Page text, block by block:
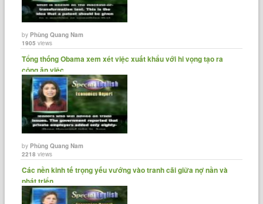
byPhùng Quang Nam
1905 views
Tổng thống Obama xem xét việc xuất khẩu với hi vọng tạo ra
công ăn việc......
byPhùng Quang Nam
2218 views
Các nền kinh tế trọng yếu vướng vào tranh cãi giữa nợ nần và
phát triển